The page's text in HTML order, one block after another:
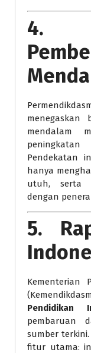
4.
menegaskan
mendalam
Pendekatan
hanya
utuh, serta
dengan
5.
Kementerian
Pendidikan
pembaruan
sumber
fitur utama: